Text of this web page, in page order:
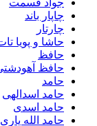
چاپار باند
چارتار
حاشا و پویا
حافظ
حافظ
حامد
حامد اسدالهی
حامد اسدی
حامد الله یاری